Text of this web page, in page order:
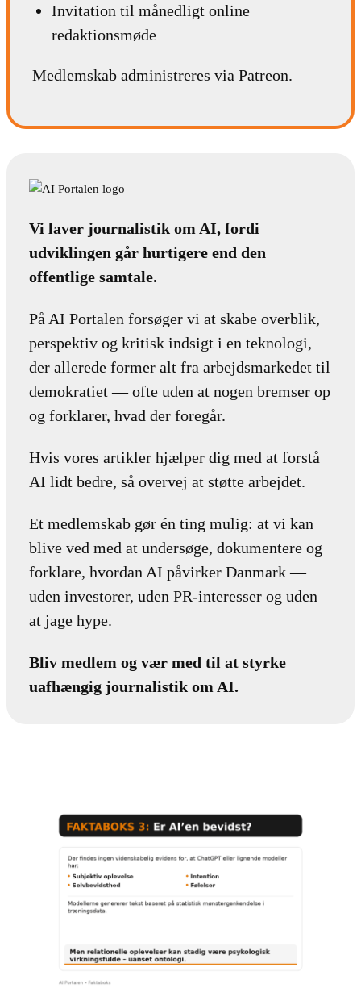
Invitation til månedligt online
redaktionsmøde
Medlemskab administreres via Patreon.
Vi laver journalistik om AI, fordi
udviklingen går hurtigere end den
offentlige samtale.
På AI Portalen forsøger vi at skabe overblik,
perspektiv og kritisk indsigt i en teknologi,
der allerede former alt fra arbejdsmarkedet til
demokratiet — ofte uden at nogen bremser op
og forklarer, hvad der foregår.
Hvis vores artikler hjælper dig med at forstå
AI lidt bedre, så overvej at støtte arbejdet.
Et medlemskab gør én ting mulig: at vi kan
blive ved med at undersøge, dokumentere og
forklare, hvordan AI påvirker Danmark —
uden investorer, uden PR-interesser og uden
at jage hype.
Bliv medlem og vær med til at styrke
uafhængig journalistik om AI.